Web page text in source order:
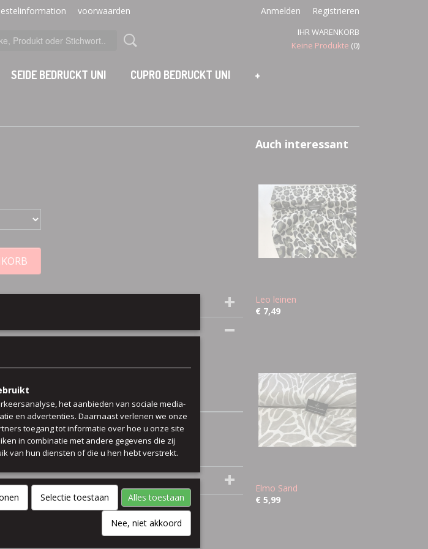
voorwaarden Anmelden Registrieren
IHR WARENKORB
Keine Produkte (0)
SEIDE BEDRUCKT UNI CUPRO BEDRUCKT UNI +
bluse
Auch interessant
Leo leinen
€ 7,49
Elmo Sand
€ 5,99
het aanbieden van sociale media-
en advertenties. Daarnaast verlenen we onze
toegang tot informatie over hoe u onze site
in combinatie met andere gegevens die zij
van hun diensten of die u hen hebt verstrekt.
Selectie toestaan Alles toestaan
Nee, niet akkoord